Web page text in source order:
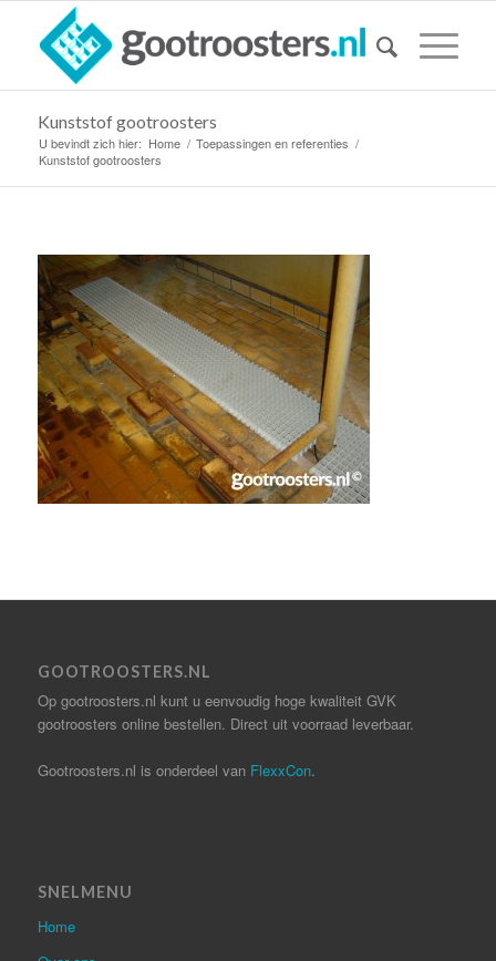
Kunststof gootroosters
U bevindt zich hier: Home / Toepassingen en referenties /
Kunststof gootroosters
GOOTROOSTERS.NL
Op gootroosters.nl kunt u eenvoudig hoge kwaliteit GVK
gootroosters online bestellen. Direct uit voorraad leverbaar.
Gootroosters.nl is onderdeel van FlexxCon.
SNELMENU
Home